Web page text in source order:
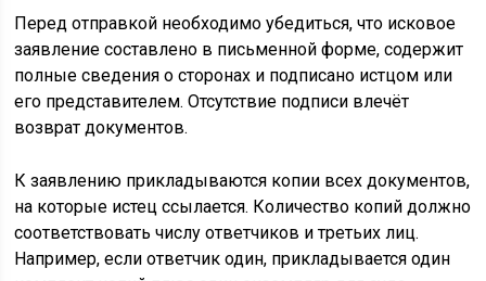
Перед отправкой необходимо убедиться, что исковое
заявление составлено в письменной форме, содержит
полные сведения о сторонах и подписано истцом или
его представителем. Отсутствие подписи влечёт
возврат документов.
К заявлению прикладываются копии всех документов,
на которые истец ссылается. Количество копий должно
соответствовать числу ответчиков и третьих лиц.
Например, если ответчик один, прикладывается один